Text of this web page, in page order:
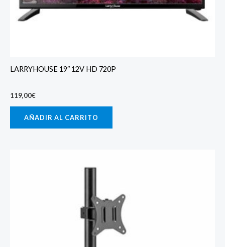
LARRYHOUSE 19″ 12V HD 720P
119,00€
AÑADIR AL CARRITO